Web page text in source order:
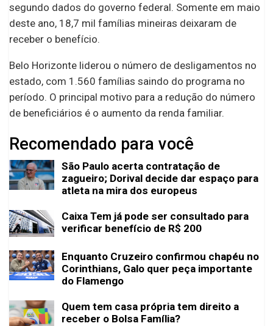
segundo dados do governo federal. Somente em maio
deste ano, 18,7 mil famílias mineiras deixaram de
receber o benefício.
Belo Horizonte liderou o número de desligamentos no
estado, com 1.560 famílias saindo do programa no
período. O principal motivo para a redução do número
de beneficiários é o aumento da renda familiar.
Recomendado para você
São Paulo acerta contratação de
zagueiro; Dorival decide dar espaço para
atleta na mira dos europeus
Caixa Tem já pode ser consultado para
verificar benefício de R$ 200
Enquanto Cruzeiro confirmou chapéu no
Corinthians, Galo quer peça importante
do Flamengo
Quem tem casa própria tem direito a
receber o Bolsa Família?